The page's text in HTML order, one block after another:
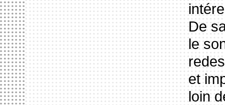
De
le
et
loin